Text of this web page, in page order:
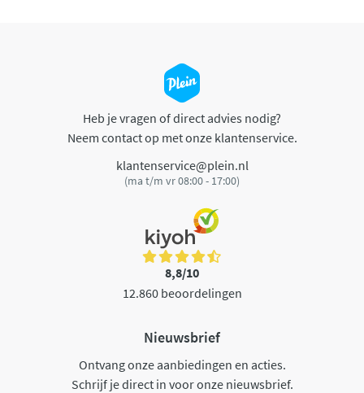
Heb je vragen of direct advies nodig?
Neem contact op met onze klantenservice.
klantenservice@plein.nl
(ma t/m vr 08:00 - 17:00)
8,8/10
12.860 beoordelingen
Nieuwsbrief
Ontvang onze aanbiedingen en acties.
Schrijf je direct in voor onze nieuwsbrief.